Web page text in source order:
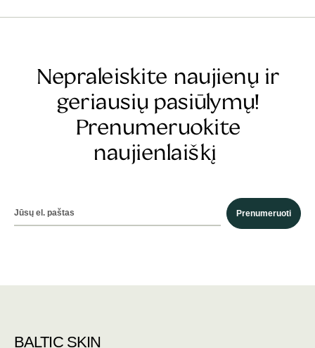
Nepraleiskite naujienų ir
geriausių pasiūlymų!
Prenumeruokite
naujienlaiškį
Prenumeruoti
BALTIC SKIN